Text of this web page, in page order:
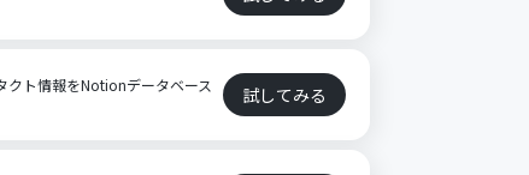
ト情報をNotionデータベース
試してみる